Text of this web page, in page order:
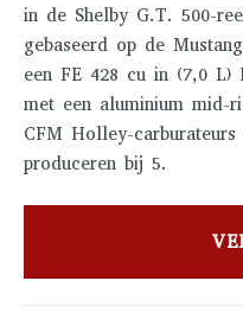
in de Shelby G.T. 500-
gebaseerd op de
een FE 428 cu in (7,0 L)
met een aluminium mid-
CFM Holley-
produceren bij 5.